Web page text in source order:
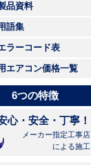
品資料
語集
ラーコード表
エアコン価格一覧
6つの特徴
心・安全・丁寧！
メーカー指定工事店
による施工